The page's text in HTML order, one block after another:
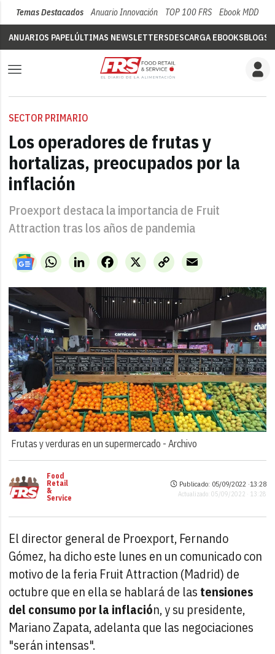
Temas Destacados Anuario Innovación TOP 100 FRS Ebook MDD
ANUARIOS PAPELÚLTIMAS NEWSLETTERSDESCARGA EBOOKSBLOGS
SECTOR PRIMARIO
Los operadores de frutas y
hortalizas, preocupados por la
inflación
Proexport destaca la importancia de Fruit
Attraction tras los años de pandemia
WhatsAppLinkedIn X
Facebook
Copy
Link
Email
Frutas y verduras en un supermercado -Archivo
Food
Retail
&
Service
Publicado: 05/09/2022 ·13:28
Actualizado: 05/09/2022 · 13:28
El director general de Proexport, Fernando
Gómez, ha dicho este lunes en un comunicado con
motivo de la feria Fruit Attraction (Madrid) de
octubre que en ella se hablará de las tensiones
del consumo por la inflación, y su presidente,
Mariano Zapata, adelanta que las negociaciones
"serán intensas".